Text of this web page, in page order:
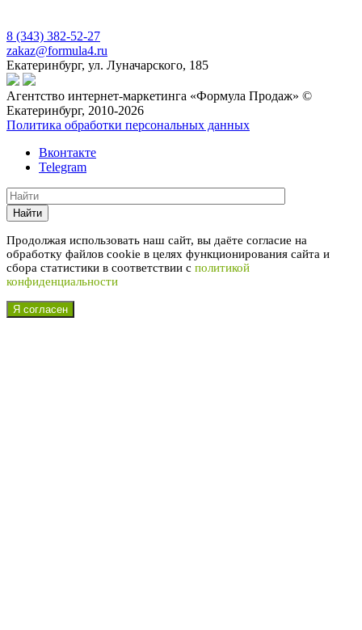
8 (343) 382-52-27
zakaz@formula4.ru
Екатеринбург, ул. Луначарского, 185
Агентство интернет-маркетинга «Формула Продаж» ©
Екатеринбург, 2010-2026
Политика обработки персональных данных
Вконтакте
Telegram
Найти
Продолжая использовать наш сайт, вы даёте согласие на
обработку файлов cookie в целях функционирования сайта и
сбора статистики в соответствии с политикой
конфиденциальности
Я согласен